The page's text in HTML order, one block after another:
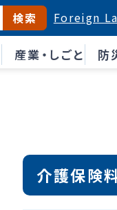
産業・しごと 防
検索 Foreign
介護保険